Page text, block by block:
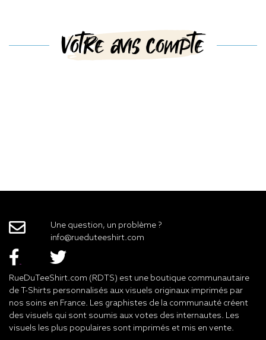
Votre avis compte
Une question, un problème ?
info@rueduteeshirt.com
RueDuTeeShirt.com (RDTS) est une boutique communautaire
de T-Shirts personnalisés aux visuels originaux imprimés par
nos soins en France. Les graphistes de la communauté créent
des visuels qui sont soumis aux votes des internautes. Les
visuels les plus populaires sont imprimés et mis en vente.